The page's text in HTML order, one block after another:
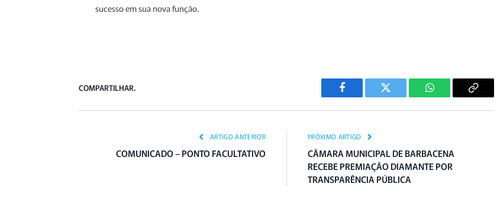
sucesso em sua nova função.
COMPARTILHAR.
Facebook Twitter WhatsAppCopiar
ARTIGO ANTERIOR
COMUNICADO – PONTO FACULTATIVO
PRÓXIMO ARTIGO
CÂMARA MUNICIPAL DE BARBACENA
RECEBE PREMIAÇÃO DIAMANTE POR
TRANSPARÊNCIA PÚBLICA